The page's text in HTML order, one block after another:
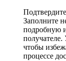
Заполните
подробную
получателе.
чтобы
процессе